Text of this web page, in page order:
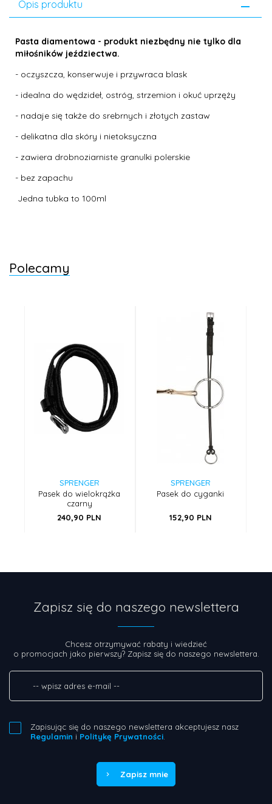
Opis produktu
Pasta diamentowa - produkt niezbędny nie tylko dla
miłośników jeździectwa.
- oczyszcza, konserwuje i przywraca blask
- idealna do wędzideł, ostróg, strzemion i okuć uprzęży
- nadaje się także do srebrnych i złotych zastaw
- delikatna dla skóry i nietoksyczna
- zawiera drobnoziarniste granulki polerskie
- bez zapachu
Jedna tubka to 100ml
Polecamy
SPRENGER
Pasek do wielokrążka
czarny
240,90 PLN
SPRENGER
Pasek do cyganki
152,90 PLN
Zapisz się do naszego newslettera
Chcesz otrzymywać rabaty i wiedzieć
o promocjach jako pierwszy? Zapisz się do naszego newslettera.
Zapisując się do naszego newslettera akceptujesz nasz
Regulamin i Politykę Prywatności.
Zapisz mnie